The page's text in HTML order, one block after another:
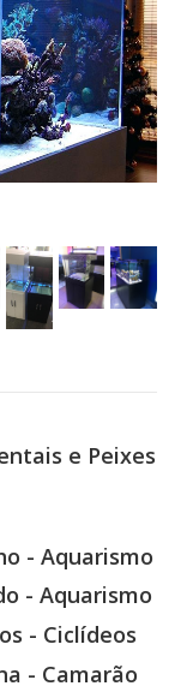
e Peixes
- Aquarismo
- Aquarismo
- Ciclídeos
- Camarão